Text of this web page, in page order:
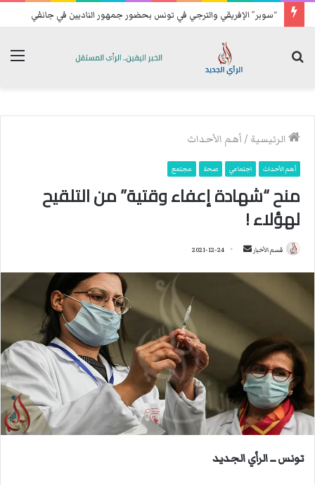
“سوبر” الإفريقي والترجي في تونس بحضور جمهور الناديين في جانفي
الرئيسية /أهم الأحداث
أهم الأحداث اجتماعي صحة مجتمع
منح “شهادة إعفاء وقتية” من التلقيح
لهؤلاء !
قسم الأخبار
س
ي
د
ا
إ
ل
ك
ت
2021-12-24
تونس ــ الرأي الجديد